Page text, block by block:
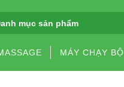
mục sản phẩm
MÁY CHẠY BỘ